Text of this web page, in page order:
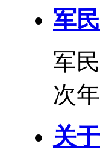
军
军
次
关